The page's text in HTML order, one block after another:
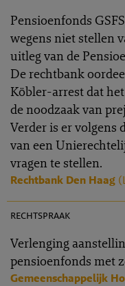
Pensioenfonds
wegens niet stellen
uitleg van de
De rechtbank
Köbler-arrest dat
de noodzaak van
Verder is er volgens
van een
vragen te stellen.
Rechtbank Den Haag
rechtspraak
Verlenging
pensioenfonds met
Gemeenschappelijk